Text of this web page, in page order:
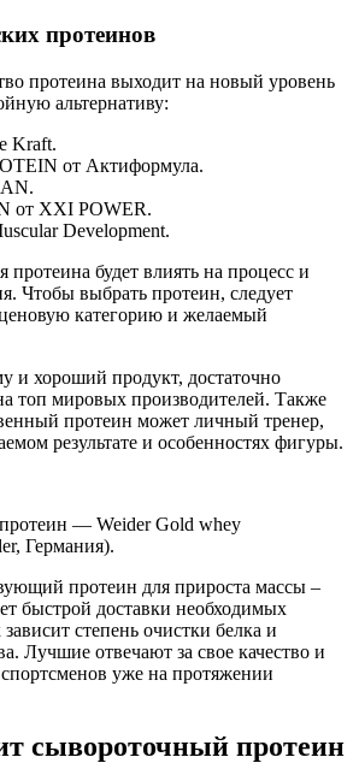
протеинов
протеина выходит на новый уровень
альтернативу:
Kraft.
от Актиформула.
от XXI POWER.
Development.
протеина будет влиять на процесс и
Чтобы выбрать протеин, следует
категорию и желаемый
и хороший продукт, достаточно
топ мировых производителей. Также
протеин может личный тренер,
результате и особенностях фигуры.
— Weider Gold whey
Германия).
протеин для прироста массы –
быстрой доставки необходимых
степень очистки белка и
Лучшие отвечают за свое качество и
уже на протяжении
сывороточный протеин